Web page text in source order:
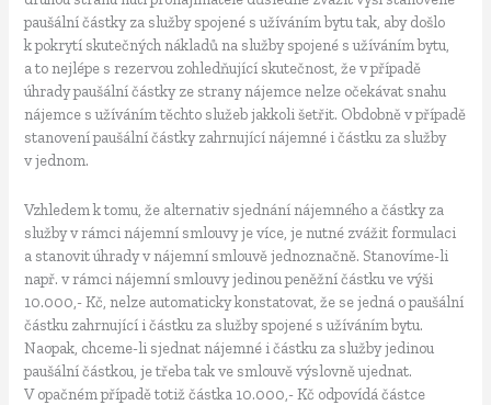
paušální částky za služby spojené s užíváním bytu tak, aby došlo
k pokrytí skutečných nákladů na služby spojené s užíváním bytu,
a to nejlépe s rezervou zohledňující skutečnost, že v případě
úhrady paušální částky ze strany nájemce nelze očekávat snahu
nájemce s užíváním těchto služeb jakkoli šetřit. Obdobně v případě
stanovení paušální částky zahrnující nájemné i částku za služby
v jednom.
Vzhledem k tomu, že alternativ sjednání nájemného a částky za
služby v rámci nájemní smlouvy je více, je nutné zvážit formulaci
a stanovit úhrady v nájemní smlouvě jednoznačně. Stanovíme-li
např. v rámci nájemní smlouvy jedinou peněžní částku ve výši
10.000,- Kč, nelze automaticky konstatovat, že se jedná o paušální
částku zahrnující i částku za služby spojené s užíváním bytu.
Naopak, chceme-li sjednat nájemné i částku za služby jedinou
paušální částkou, je třeba tak ve smlouvě výslovně ujednat.
V opačném případě totiž částka 10.000,- Kč odpovídá částce